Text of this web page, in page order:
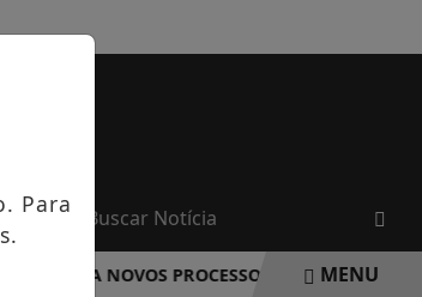
NOVOS PROCESSOS SELETIVOS NA ÁREA
MENU
Para